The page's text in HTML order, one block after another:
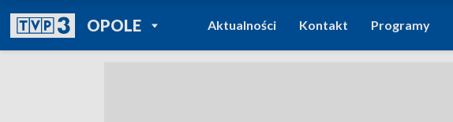
OPOLEPOWRÓT DO
TVP REGIONY
Aktualności Kontakt Programy